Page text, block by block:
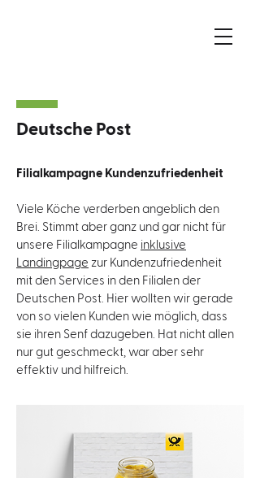
Deutsche Post
Filialkampagne Kundenzufriedenheit
Viele Köche verderben angeblich den
Brei. Stimmt aber ganz und gar nicht für
unsere Filialkampagne inklusive
Landingpage zur Kundenzufriedenheit
mit den Services in den Filialen der
Deutschen Post. Hier wollten wir gerade
von so vielen Kunden wie möglich, dass
sie ihren Senf dazugeben. Hat nicht allen
nur gut geschmeckt, war aber sehr
effektiv und hilfreich.